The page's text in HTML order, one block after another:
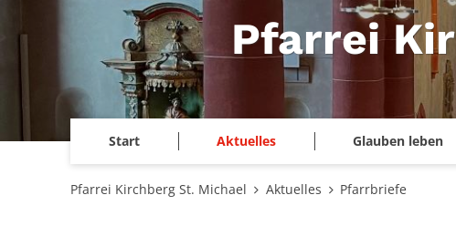
Pfarrei
Start Aktuelles Glauben leben
Pfarrei Kirchberg St. Michael Aktuelles Pfarrbriefe